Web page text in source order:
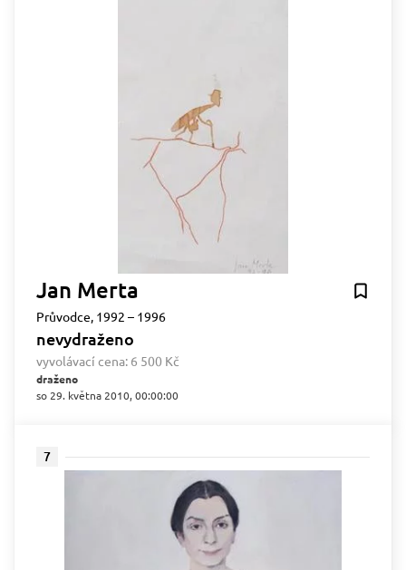
Jan Merta
Průvodce, 1992 – 1996
nevydraženo
vyvolávací cena: 6 500 Kč
draženo
so 29. května 2010, 00:00:00
7